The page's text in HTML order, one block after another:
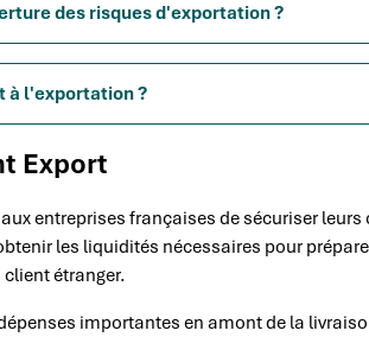
des risques d'exportation ?
à l'exportation ?
Export
entreprises françaises de sécuriser
les liquidités nécessaires pour
étranger.
importantes en amont de la